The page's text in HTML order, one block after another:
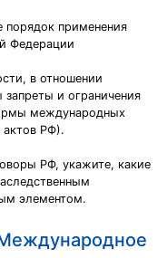
порядок применения
Федерации
в отношении
запреты и ограничения
международных
РФ).
РФ, укажите, какие
элементом.